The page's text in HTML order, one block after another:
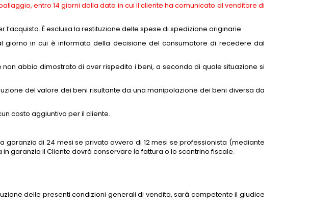
entro 14 giorni dalla data in cui il cliente ha comunicato al venditore di
È esclusa la restituzione delle spese di spedizione originarie.
in cui è informato della decisione del consumatore di recedere dal
abbia dimostrato di aver rispedito i beni, a seconda di quale situazione si
del valore dei beni risultante da una manipolazione dei beni diversa da
costo aggiuntivo per il cliente.
di 24 mesi se privato ovvero di 12 mesi se professionista (mediante
garanzia il Cliente dovrà conservare la fattura o lo scontrino fiscale.
delle presenti condizioni generali di vendita, sarà competente il giudice